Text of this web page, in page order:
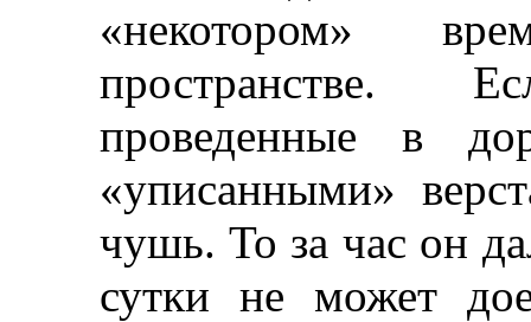
«некотором»
пространстве.
проведенные в
«уписанными»
чушь. То за час он
сутки не может